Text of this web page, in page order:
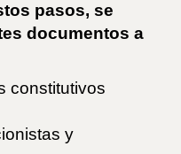
pasos, se
documentos a
constitutivos
y